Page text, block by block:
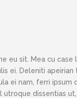
eu sit. Mea cu case
ei. Deleniti apeirian
ei nam, ferri ipsum
dissentias